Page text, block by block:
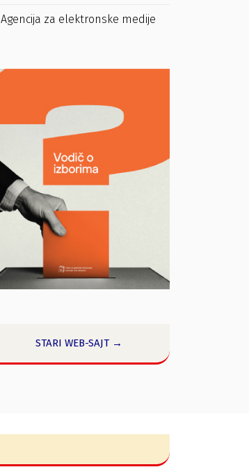
Agencija za elektronske medije
STARI WEB-SAJT →